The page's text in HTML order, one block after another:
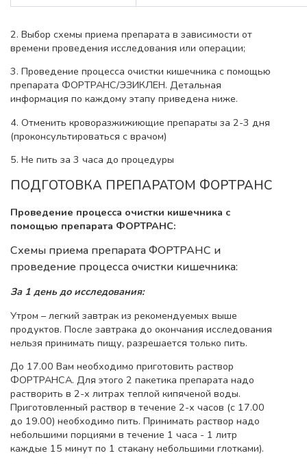
2. Выбор схемы приема препарата в зависимости от
времени проведения исследования или операции;
3. Проведение процесса очистки кишечника с помощью
препарата ФОРТРАНС/ЭЗИКЛЕН. Детальная
информация по каждому этапу приведена ниже.
4. Отменить кроворазжижиющие препараты за 2-3 дня
(проконсультироваться с врачом)
5. Не пить за 3 часа до процедуры
ПОДГОТОВКА ПРЕПАРАТОМ ФОРТРАНС
Проведение процесса очистки кишечника с
помощью препарата ФОРТРАНС:
Схемы приема препарата ФОРТРАНС и
проведение процесса очистки кишечника:
За 1 день до исследования:
Утром – легкий завтрак из рекомендуемых выше
продуктов. После завтрака до окончания исследования
нельзя принимать пищу, разрешается только пить.
До 17.00 Вам необходимо приготовить раствор
ФОРТРАНСА. Для этого 2 пакетика препарата надо
растворить в 2-х литрах теплой кипяченой воды.
Приготовленный раствор в течение 2-х часов (с 17.00
до 19.00) необходимо пить. Принимать раствор надо
небольшими порциями в течение 1 часа - 1 литр
каждые 15 минут по 1 стакану небольшими глотками).